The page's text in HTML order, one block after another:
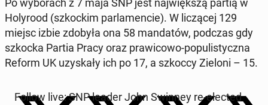
Po wy­bo­rach z 7 maja SNP jest naj­więk­szą partią w
Ho­ly­ro­od (szkoc­kim par­la­men­cie). W li­czą­cej 129
miejsc izbie zdobyła ona 58 man­da­tów, podczas gdy
szkocka Partia Pracy oraz pra­wi­co­wo-po­pu­li­stycz­na
Reform UK uzy­ska­ły ich po 17, a szkoccy Zieloni – 15.
Follow live: SNP leader John Swinney re-elected